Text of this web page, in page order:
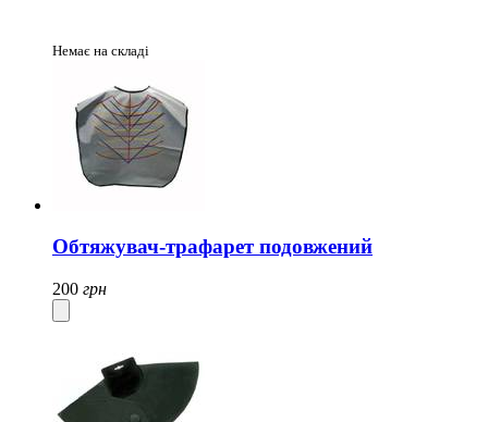
Немає на складі
Обтяжувач-трафарет подовжений
200 грн